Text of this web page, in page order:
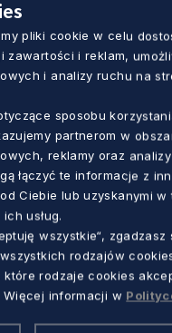
Gminy mogą
opieki nad
pliki cookie w celu
zawartości i reklam,
i analizy ruchu na
sposobu
partnerom w
reklamy oraz
łączyć te informacje z
Ciebie lub uzyskanymi w
usług.
wszystkie“, zgadzasz
rodzajów
które rodzaje cookies
Więcej informacji w